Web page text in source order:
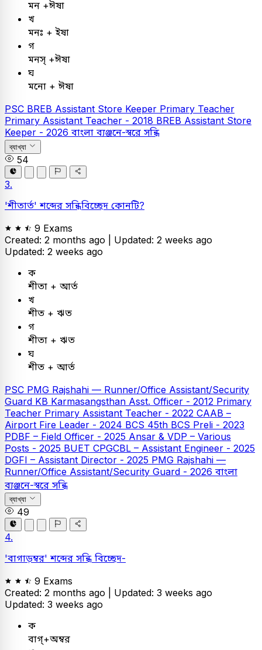
মন +ঈষা
খ
মনঃ + ইষা
গ
মনস্ +ঈষা
ঘ
মনাে + ঈষা
PSC BREB Assistant Store Keeper Primary Teacher
Primary Assistant Teacher - 2018 BREB Assistant Store
Keeper - 2026 বাংলা ব্যঞ্জনে-স্বরে সন্ধি
ব্যাখ্যা
54
3.
'শীতার্ত' শব্দের সন্ধিবিচ্ছেদ কোনটি?
9 Exams
Created: 2 months ago | Updated: 2 weeks ago
Updated: 2 weeks ago
ক
শীতা + আর্ত
খ
শীত + ঋত
গ
শীতা + ঋত
ঘ
শীত + আর্ত
PSC PMG Rajshahi — Runner/Office Assistant/Security
Guard KB Karmasangsthan Asst. Officer - 2012 Primary
Teacher Primary Assistant Teacher - 2022 CAAB –
Airport Fire Leader - 2024 BCS 45th BCS Preli - 2023
PDBF – Field Officer - 2025 Ansar & VDP – Various
Posts - 2025 BUET CPGCBL – Assistant Engineer - 2025
DGFI – Assistant Director - 2025 PMG Rajshahi —
Runner/Office Assistant/Security Guard - 2026 বাংলা
ব্যঞ্জনে-স্বরে সন্ধি
ব্যাখ্যা
49
4.
'বাগাড়ম্বর' শব্দের সন্ধি বিচ্ছেদ-
9 Exams
Created: 2 months ago | Updated: 3 weeks ago
Updated: 3 weeks ago
ক
বাগ্+অম্বর